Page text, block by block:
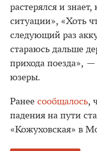
растерялся и знает,
ситуации», «Хоть
следующий раз
стараюсь дальше
прихода поезда»,
юзеры.
Ранее сообщалось,
падения на пути
«Кожуховская» в